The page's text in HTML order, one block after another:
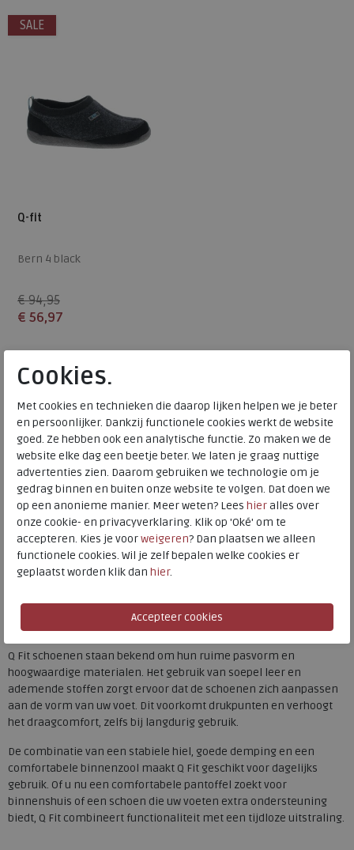
SALE
Q-fit
Bern 4 black
€ 94,95
€ 56,97
41 48
Q Fit pantoffels
Q Fit pantoffelsvoor heren zijn ontworpen met comfort als
hoogste prioriteit. De pantoffels zijn voorzien van zachte
voeringen en een ondersteunend voetbed, waardoor uw voeten
warm blijven en tegelijkertijd goed worden ondersteund. Dankzij
de stevige, maar flexibele zolen bieden deze pantoffels
voldoende grip en stabiliteit, ook op gladde vloeren.
Veel modellen hebben een uitneembaar voetbed, waardoor ze
geschikt zijn voor eigen steunzolen. Dit maakt Q Fit pantoffels
ideaal voor mannen die extra ondersteuning nodig hebben of
Comfort en pasvorm van Q Fit herenschoenen
Q Fit schoenen staan bekend om hun ruime pasvorm en
hoogwaardige materialen. Het gebruik van soepel leer en
ademende stoffen zorgt ervoor dat de schoenen zich aanpassen
aan de vorm van uw voet. Dit voorkomt drukpunten en verhoogt
het draagcomfort, zelfs bij langdurig gebruik.
De combinatie van een stabiele hiel, goede demping en een
comfortabele binnenzool maakt Q Fit geschikt voor dagelijks
gebruik. Of u nu een comfortabele pantoffel zoekt voor
binnenshuis of een schoen die uw voeten extra ondersteuning
biedt, Q Fit combineert functionaliteit met een tijdloze uitstraling.
Cookies.
Met cookies en technieken die daarop lijken helpen we je beter
en persoonlijker. Dankzij functionele cookies werkt de website
goed. Ze hebben ook een analytische functie. Zo maken we de
website elke dag een beetje beter. We laten je graag nuttige
advertenties zien. Daarom gebruiken we technologie om je
gedrag binnen en buiten onze website te volgen. Dat doen we
op een anonieme manier. Meer weten? Lees hieralles over
onze cookie- en privacyverklaring. Klik op 'Oké' om te
accepteren. Kies je voorweigeren? Dan plaatsen we alleen
functionele cookies. Wil je zelf bepalen welke cookies er
geplaatst worden klik dan hier.